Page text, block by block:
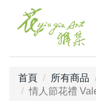
首頁 所有商品
情人節花禮